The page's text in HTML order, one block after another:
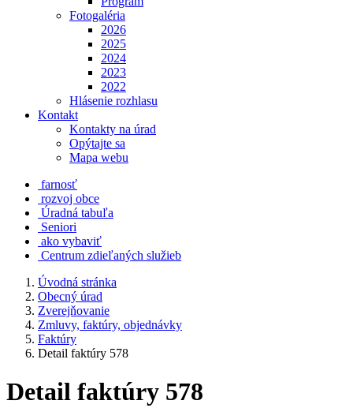
Fotogaléria
2026
2025
2024
2023
2022
Hlásenie rozhlasu
Kontakt
Kontakty na úrad
Opýtajte sa
Mapa webu
farnosť
rozvoj obce
Úradná tabuľa
Seniori
ako vybaviť
Centrum zdieľaných služieb
Úvodná stránka
Obecný úrad
Zverejňovanie
Zmluvy, faktúry, objednávky
Faktúry
Detail faktúry 578
Detail faktúry 578